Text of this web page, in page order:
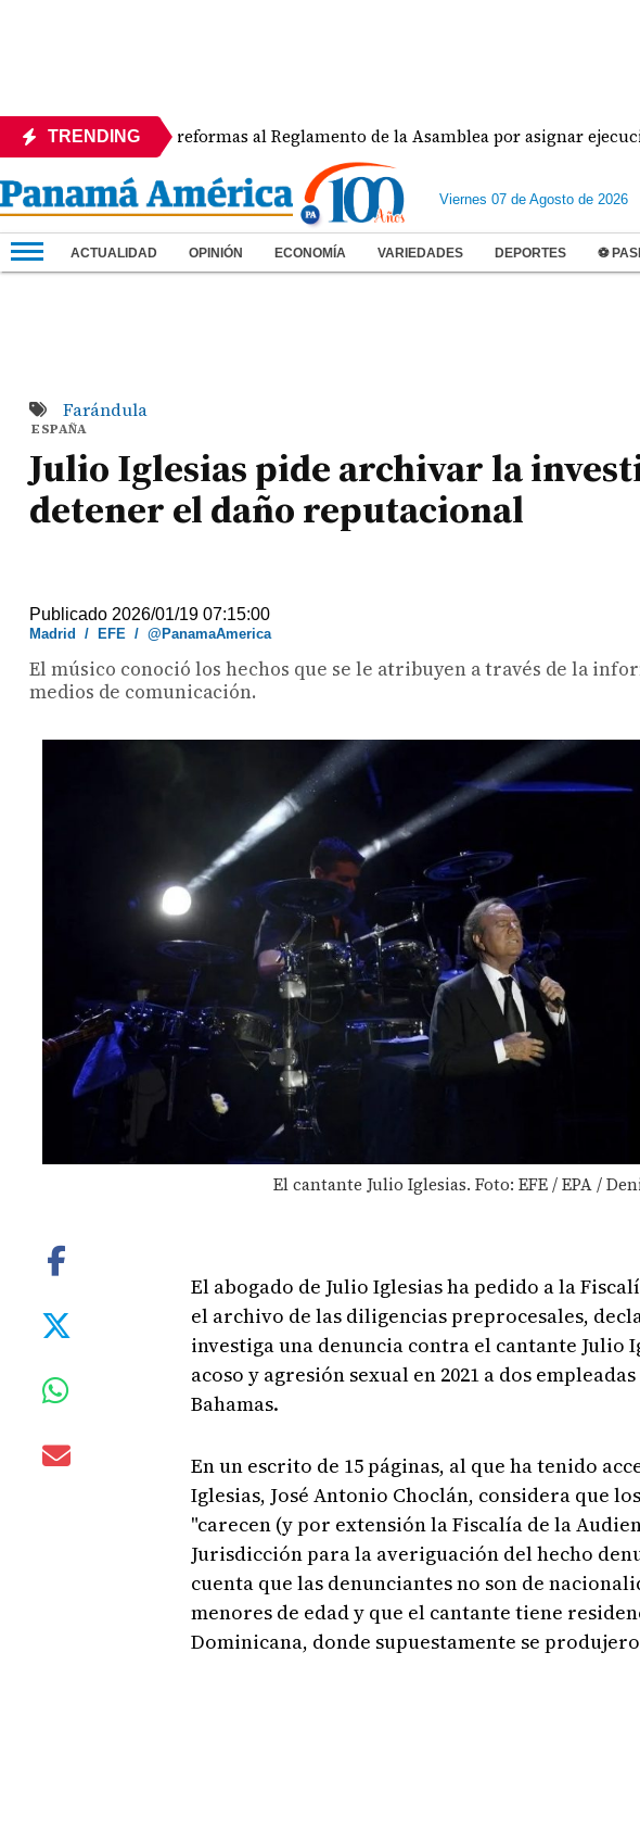
TRENDING
rechaza reformas al Reglamento de la Asamblea por asignar ejecución de
Viernes 07 de Agosto de 2026
ACTUALIDAD OPINIÓN ECONOMÍA VARIEDADES DEPORTES ⚽
Farándula
ESPAÑA
Julio Iglesias pide archivar la
detener el daño reputacional
Publicado 2026/01/19 07:15:00
Madrid / EFE /@PanamaAmerica
El músico conoció los hechos que se le atribuyen a través de la
medios de comunicación.
El cantante Julio Iglesias. Foto: EFE / EPA /
El abogado de Julio Iglesias ha pedido a la
el archivo de las diligencias preprocesales,
investiga una denuncia contra el cantante Julio
acoso y agresión sexual en 2021 a dos
Bahamas.
En un escrito de 15 páginas, al que ha tenido
Iglesias, José Antonio Choclán, considera que
"carecen (y por extensión la Fiscalía de la
Jurisdicción para la averiguación del hecho
cuenta que las denunciantes no son de
menores de edad y que el cantante tiene
Dominicana, donde supuestamente se